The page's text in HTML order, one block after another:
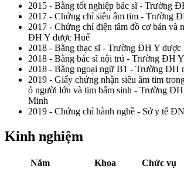
2015 - Bằng tốt nghiệp bác sĩ - Trường
2017 - Chứng chỉ siêu âm tim - Trường
2017 - Chứng chỉ điện tâm đồ cơ bản và
ĐH Y dược Huế
2018 - Bằng thạc sĩ - Trường ĐH Y dược
2018 - Bằng bác sĩ nội trú - Trường ĐH
2018 - Bằng ngoại ngữ B1 - Trường ĐH
2019 - Giấy chứng nhận siêu âm tim
ỏ người lớn và tim bẩm sinh - Trường
Minh
2019 - Chứng chỉ hành nghề - Sở y tế ĐN
Kinh nghiệm
Năm Khoa Chức vụ